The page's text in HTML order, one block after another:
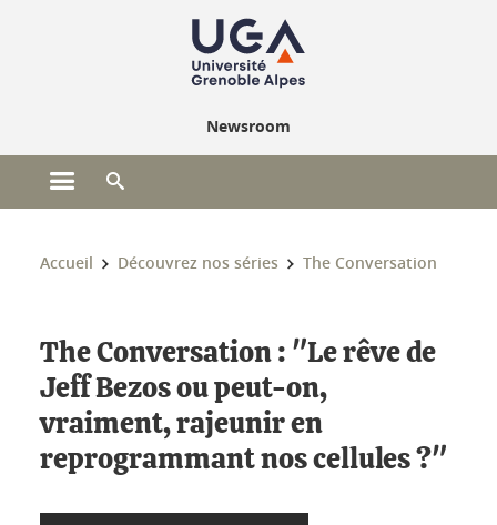
Newsroom
Ouvrir le menu principal
Vous êtes ici :
Accueil Découvrez nos séries The Conversation
The Conversation : "Le rêve de
Jeff Bezos ou peut-on,
vraiment, rajeunir en
reprogrammant nos cellules ?"